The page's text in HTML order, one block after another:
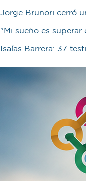
Jorge Brunori cerró una etapa de 41 años en el INTA: “Me voy de
"Mi sueño es superar esto": la carrera de Mateo contra el
Isaías Barrera: 37 testimonios y descartan